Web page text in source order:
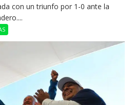
con un triunfo por 1-0 ante la